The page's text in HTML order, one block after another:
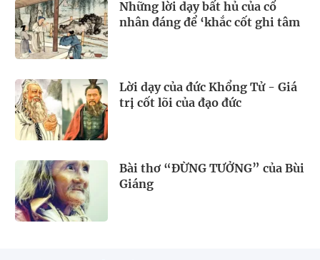
Những lời dạy bất hủ của cổ
nhân đáng để ‘khắc cốt ghi tâm
Lời dạy của đức Khổng Tử - Giá
trị cốt lõi của đạo đức
Bài thơ “ĐỪNG TƯỞNG” của Bùi
Giáng